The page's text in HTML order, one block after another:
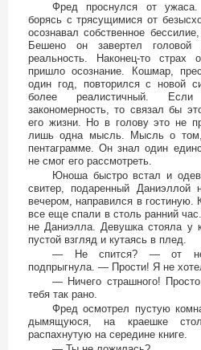
Фред проснулся от
борясь с трясущимися от
осознавал собственное
Бешено он завертел головой
реальность. Наконец-то
пришло осознание. Кошмар,
один год, повторился с новой
более реалистичный.
закономерность, то связал бы
его жизни. Но в голову это не
лишь одна мысль. Мысль о
пентаграмме. Он знал один
не смог его рассмотреть.
Юноша быстро встал и
свитер, подаренный Даниэллой
вечером, направился в гостиную.
все еще спали в столь ранний
не Даниэлла. Девушка стояла у
пустой взгляд и кутаясь в плед.
— Не спится? — от
подпрыгнула. — Прости! Я не
— Ничего страшного!
тебя так рано.
Фред осмотрел пустую
дымящуюся, на краешке
распахнутую на середине книге.